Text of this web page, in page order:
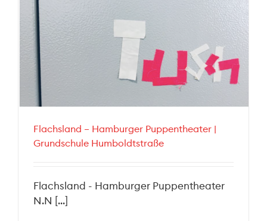
Flachsland – Hamburger Puppentheater |
Grundschule Humboldtstraße
Flachsland - Hamburger Puppentheater
N.N [...]